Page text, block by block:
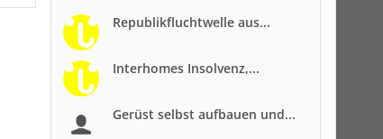
Republikfluchtwelle aus...
Interhomes Insolvenz,...
Gerüst selbst aufbauen und...